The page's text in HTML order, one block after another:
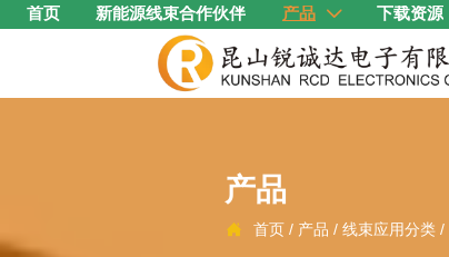
首页 新能源线束合作伙伴 产品  下载资源
产品
 首页 / 产品 /线束应用分类 /